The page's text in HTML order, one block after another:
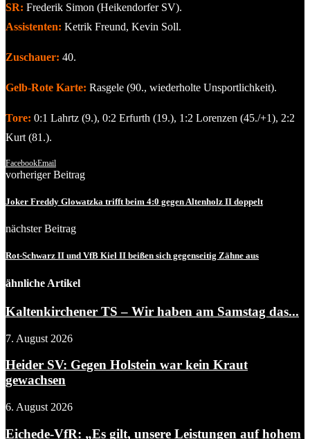
SR: Frederik Simon (Heikendorfer SV).
Assistenten: Ketrik Freund, Kevin Soll.
Zuschauer: 40.
Gelb-Rote Karte: Rasgele (90., wiederholte Unsportlichkeit).
Tore: 0:1 Lahrtz (9.), 0:2 Erfurth (19.), 1:2 Lorenzen (45./+1), 2:2
Kurt (81.).
FacebookEmail
vorheriger Beitrag
Joker Freddy Glowatzka trifft beim 4:0 gegen Altenholz II doppelt
nächster Beitrag
Rot-Schwarz II und VfB Kiel II beißen sich gegenseitig Zähne aus
ähnliche Artikel
Kaltenkirchener TS – Wir haben am Samstag das...
7. August 2026
Heider SV: Gegen Holstein war kein Kraut
gewachsen
6. August 2026
Eichede-VfR: „Es gilt, unsere Leistungen auf hohem